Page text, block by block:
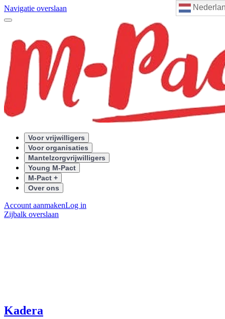
Navigatie overslaan
Voor vrijwilligers
Voor organisaties
Mantelzorgvrijwilligers
Young M-Pact
M-Pact +
Over ons
Account aanmakenLog in
Zijbalk overslaan
Kadera